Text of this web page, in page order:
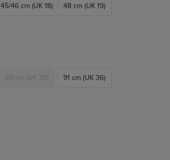
45/46 cm (UK 18) 48 cm (UK 19)
89 cm (UK 35) 91 cm (UK 36)